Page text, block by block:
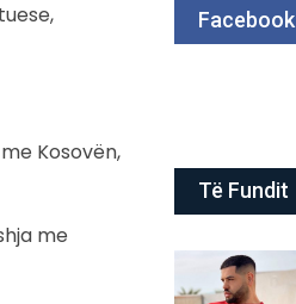
Kosovën,
me
Facebook
Të Fundit